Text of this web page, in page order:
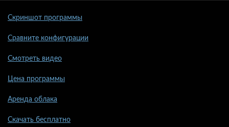
Скриншот программы
Сравните конфигурации
Смотреть видео
Цена программы
Аренда облака
Скачать бесплатно